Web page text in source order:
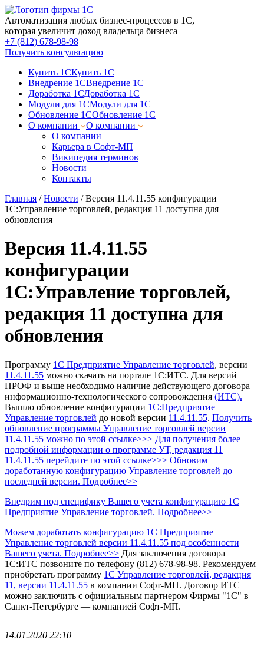
Автоматизация любых бизнес-процессов в 1С,
которая увеличит доход владельца бизнеса
+7 (812) 678-98-98
Получить консультацию
Купить 1СКупить 1С
Внедрение 1СВнедрение 1С
Доработка 1СДоработка 1С
Модули для 1СМодули для 1С
Обновление 1СОбновление 1С
О компании
О компании
О компании
Карьера в Софт-МП
Википедия терминов
Новости
Контакты
Главная /Новости /Версия 11.4.11.55 конфигурации
1С:Управление торговлей, редакция 11 доступна для
обновления
Версия 11.4.11.55
конфигурации
1С:Управление торговлей,
редакция 11 доступна для
обновления
Программу 1С Предприятие Управление торговлей, версии
11.4.11.55 можно скачать на портале 1С:ИТС. Для версий
ПРОФ и выше необходимо наличие действующего договора
информационно-технологического сопровождения (ИТС).
Вышло обновление конфигурации 1С:Предприятие
Управление торговлей до новой версии 11.4.11.55. Получить
обновление программы Управление торговлей версии
11.4.11.55 можно по этой ссылке>>> Для получения более
подробной информации о программе УТ, редакция 11
11.4.11.55 перейдите по этой ссылке>>> Обновим
доработанную конфигурацию Управление торговлей до
последней версии. Подробнее>>
Внедрим под специфику Вашего учета конфигурацию 1С
Предприятие Управление торговлей. Подробнее>>
Можем доработать конфигурацию 1С Предприятие
Управление торговлей версии 11.4.11.55 под особенности
Вашего учета. Подробнее>> Для заключения договора
1С:ИТС позвоните по телефону (812) 678-98-98. Рекомендуем
приобретать программу 1С Управление торговлей, редакция
11 , версии 11.4.11.55 в компании Софт-МП. Договор ИТС
можно заключить с официальным партнером Фирмы "1С" в
Санкт-Петербурге — компанией Софт-МП.
14.01.2020 22:10